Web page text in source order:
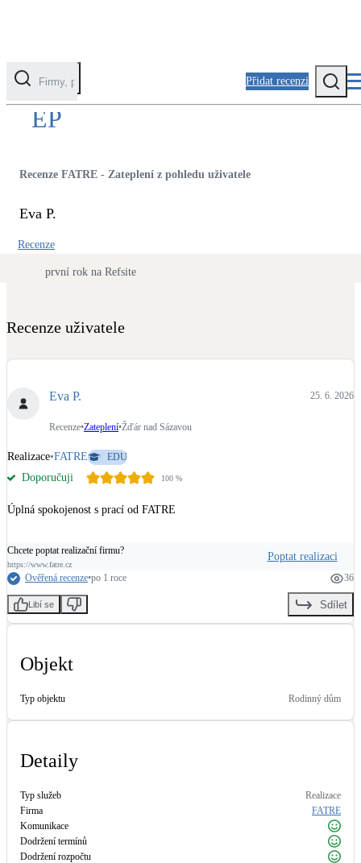
Přidat recenzi
Kategorie
Fotovoltaika
Solární ohřev vody
Solární termický systém
Na přípravu teplé vody i přitápění
Klimatizace
Větrání s rekuperací
Balkonové sestavy
EP
Recenze FATRE - Zateplení z pohledu uživatele
Eva P.
Recenze
první rok na Refsite
Recenze uživatele
Objekt
Typ objektu Rodinný dům
Detaily
Typ služeb
Realizace
Firma
FATRE
Komunikace
Dodržení termínů
Dodržení rozpočtu
Eva P. 25. 6. 2026
Recenze•Zateplení•Žďár nad Sázavou
Realizace•FATRE EDU
Doporučuji 100 %
Úplná spokojenost s prací od FATRE
Chcete poptat realizační firmu?
https://www.fatre.cz
Poptat realizaci
Ověřená recenze•po 1 roce 36
Libí se Sdílet